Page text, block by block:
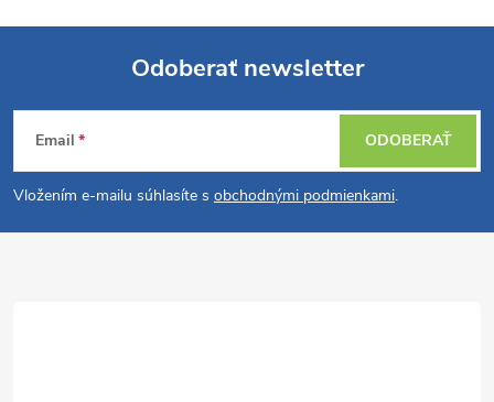
Z
á
p
Odoberať newsletter
Email
Vložením e-mailu súhlasíte s obchodnými podmienkami.
ODOBERAŤ